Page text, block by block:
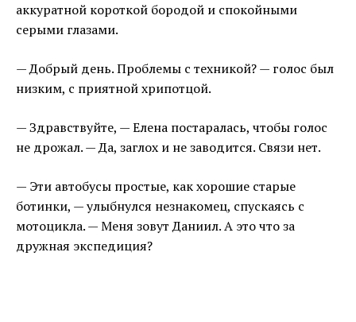
аккуратной короткой бородой и спокойными
серыми глазами.
— Добрый день. Проблемы с техникой? — голос был
низким, с приятной хрипотцой.
— Здравствуйте, — Елена постаралась, чтобы голос
не дрожал. — Да, заглох и не заводится. Связи нет.
— Эти автобусы простые, как хорошие старые
ботинки, — улыбнулся незнакомец, спускаясь с
мотоцикла. — Меня зовут Даниил. А это что за
дружная экспедиция?